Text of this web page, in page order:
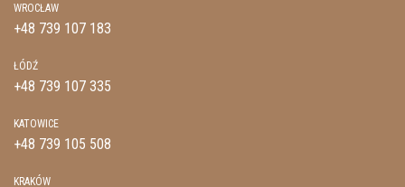
WROCŁAW
+48 739 107 183
ŁÓDŹ
+48 739 107 335
KATOWICE
+48 739 105 508
KRAKÓW